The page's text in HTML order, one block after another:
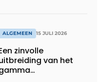
ALGEMEEN 15 JULI 2026
zinvolle
van het